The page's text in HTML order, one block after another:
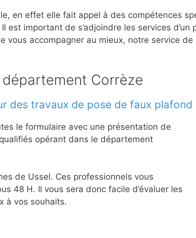
en effet elle fait appel à des compétences
important de s’adjoindre les services d’un
accompagner au mieux, notre service
Corrèze
des travaux de pose de faux plafond
le formulaire avec une présentation de
opérant dans le département
de Ussel. Ces professionnels vous
48 H. Il vous sera donc facile d’évaluer les
à vos souhaits.